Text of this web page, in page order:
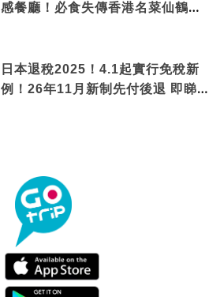
感餐廳！必食失傳香港名菜仙鶴神
日本退稅2025！4.1起實行免稅新
例！26年11月新制先付後退 即睇步